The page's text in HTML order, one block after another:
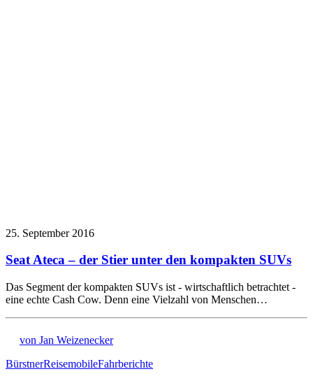
25. September 2016
Seat Ateca – der Stier unter den kompakten SUVs
Das Segment der kompakten SUVs ist - wirtschaftlich betrachtet -
eine echte Cash Cow. Denn eine Vielzahl von Menschen…
von Jan Weizenecker
BürstnerReisemobileFahrberichte